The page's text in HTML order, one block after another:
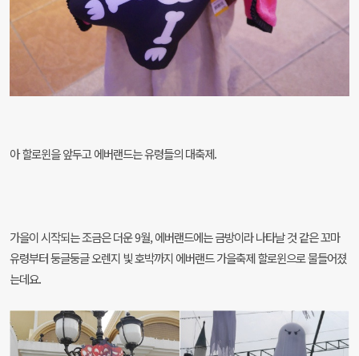
아 할로윈을 앞두고 에버랜드는 유령들의 대축제.
가을이 시작되는 조금은 더운 9월,에버랜드에는 금방이라 나타날 것 같은 꼬마
유령부터둥글둥글 오렌지 빛 호박까지에버랜드 가을축제 할로윈으로 물들어졌
는데요.